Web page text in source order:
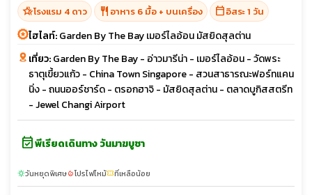
hotel_classโรงแรม 4 ดาว restaurant อาหาร 6 มื้อ + บนเครื่อง calendar_todayอิสระ 1 วัน
ไฮไลท์:Garden By The Bay เมอร์ไลอ้อน มัสยิดสุลต่าน
เที่ยว:Garden By The Bay - อ่าวมารีน่า - เมอร์ไลอ้อน - วัดพระ
ธาตุเขี้ยวแก้ว - China Town Singapore - สวนสาธารณะฟอร์ทแคน
นิ่ง - ถนนออร์ชาร์ด - ตรอกฮาจิ - มัสยิดสุลต่าน - ตลาดบูกิสสตรีท
- Jewel Changi Airport
event_availableพีเรียดเดินทาง วันมาฆบูชา
sunnyวันหยุดพิเศษlocal_fire_departmentโปรไฟไหม้confirmation_numberที่เหลือน้อย